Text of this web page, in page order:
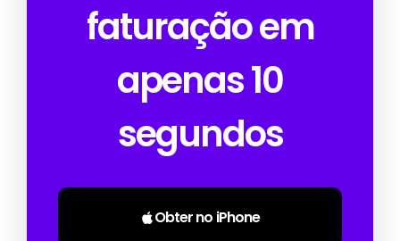
faturação em
apenas 10
segundos
Obter no iPhone